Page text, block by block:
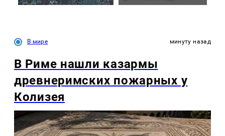
В мире минуту назад
В Риме нашли казармы
древнеримских пожарных у
Колизея